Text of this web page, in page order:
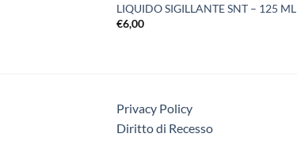
LIQUIDO SIGILLANTE SNT – 125 ML
€6,00
Privacy Policy
Diritto di Recesso